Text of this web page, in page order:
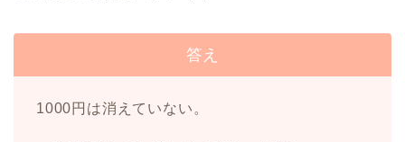
答え
1000円は消えていない。